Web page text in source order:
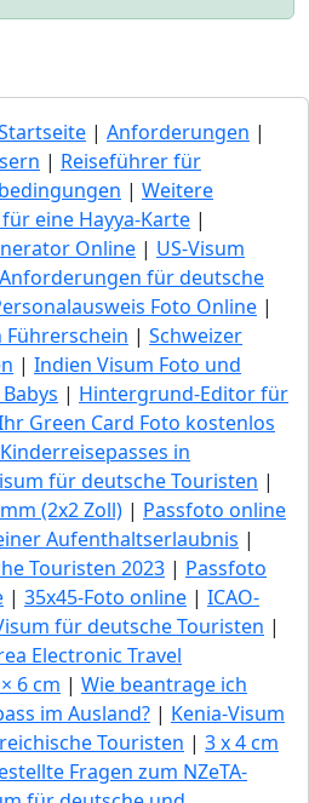
| Anforderungen |
| Reiseführer für
| Weitere
eine Hayya-Karte |
Online | US-Visum
Anforderungen für deutsche
Foto Online |
| Schweizer
| Indien Visum Foto und
| Hintergrund-Editor für
Green Сard Foto kostenlos
in
für deutsche Touristen |
(2x2 Zoll) | Passfoto online
Aufenthaltserlaubnis |
Touristen 2023 | Passfoto
| 35x45-Foto online | ICAO-
für deutsche Touristen |
Electronic Travel
6 cm | Wie beantrage ich
im Ausland? | Kenia-Visum
Touristen | 3 x 4 cm
Fragen zum NZeTA-